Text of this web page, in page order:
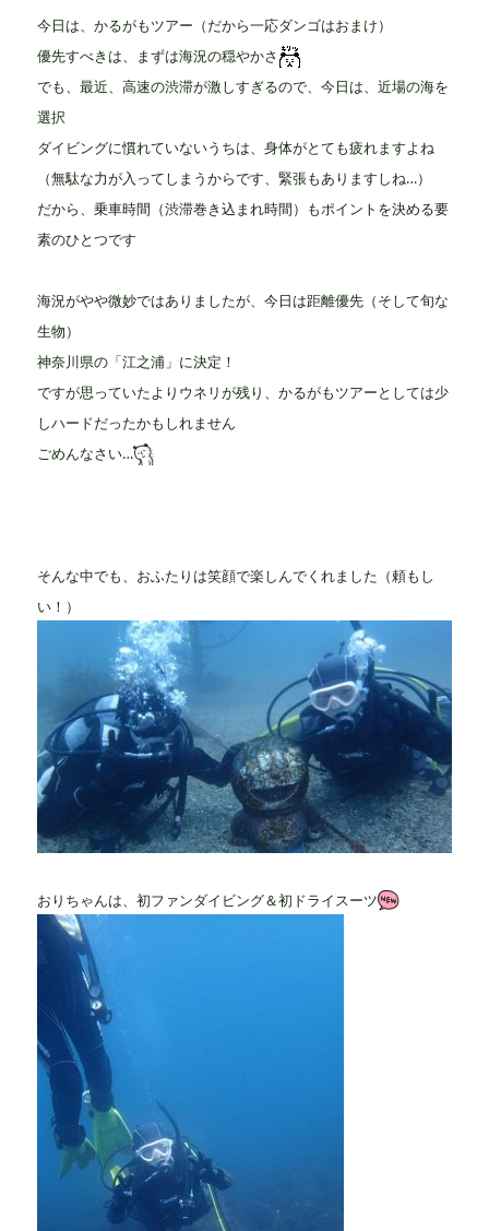
今日は、かるがもツアー（だから一応ダンゴはおまけ）
優先すべきは、まずは海況の穏やかさ
でも、最近、高速の渋滞が激しすぎるので、今日は、近場の海を
選択
ダイビングに慣れていないうちは、身体がとても疲れますよね
（無駄な力が入ってしまうからです、緊張もありますしね…）
だから、乗車時間（渋滞巻き込まれ時間）もポイントを決める要
素のひとつです
海況がやや微妙ではありましたが、今日は距離優先（そして旬な
生物）
神奈川県の「江之浦」に決定！
ですが思っていたよりウネリが残り、かるがもツアーとしては少
しハードだったかもしれません
ごめんなさい…
そんな中でも、おふたりは笑顔で楽しんでくれました（頼もし
い！）
おりちゃんは、初ファンダイビング＆初ドライスーツ